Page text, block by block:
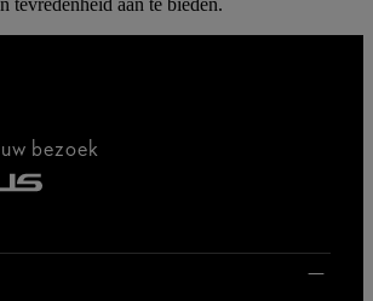
tevredenheid aan te bieden.
bezoek